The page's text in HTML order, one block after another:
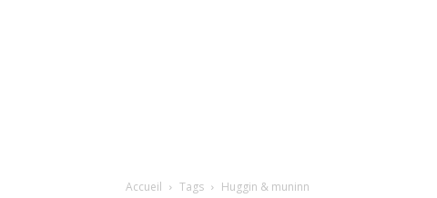
Accueil Tags Huggin & muninn